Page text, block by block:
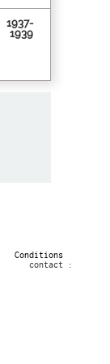
1937-
1939
Conditions
contact :